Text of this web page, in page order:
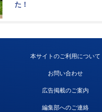
た！
本サイトのご利用について
お問い合わせ
広告掲載のご案内
編集部へのご連絡